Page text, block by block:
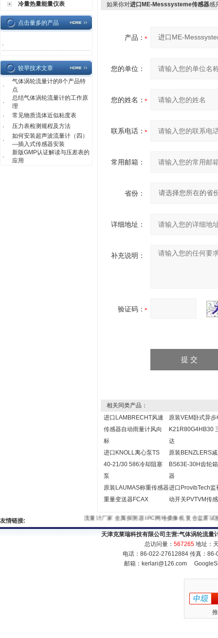
冷量热量能量仪表
点击量多的产品
·
较早技术文章
·
气体涡轮流量计的8个产品特
点
·
总结气体涡轮流量计的工作原
理
·
常见物质流体近似粘度表
·
压力表检测规程及方法
·
如何安装超声波流量计（四）
—插入式传感器安装
·
新版GMP认证解读与压差表的
应用
如果你对进口ME-Messsysteme传感器感
产品：
您的单位：
您的姓名：
联系电话：
常用邮箱：
省份：
详细地址：
补充说明：
验证码：
相关同类产品：
进口LAMBRECHT风速
传感器自动雨量计风向
标
原装VEM卧式异步
K21R80G4HB30
达
进口KNOLL离心泵TS
40-21/30 586冷却阻塞
泵
原装BENZLERS
BS63E-30H齿轮
器
原装LAUMAS称重传感器
重量变送器FCAX
进口ProvibTech监
动开关PVTVM传
友情链接: 流量计厂家金属探测器IPC网络摄像机复合盐雾试验
天津克莱瑞科技有限公司主营:气体涡轮流量
总访问量： 567265 地址：
电话：86-022-27612884 传真：
邮箱： kerlari@126.com